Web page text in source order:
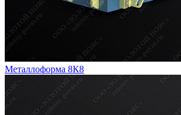
Металлоформа 8К8